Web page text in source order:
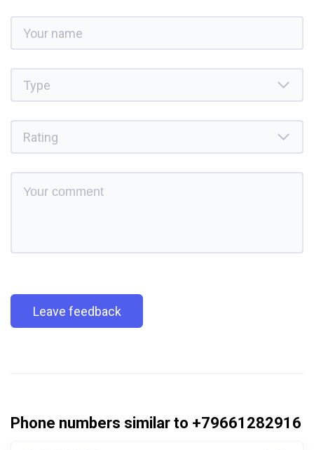
Leave feedback
Phone numbers similar to +79661282916